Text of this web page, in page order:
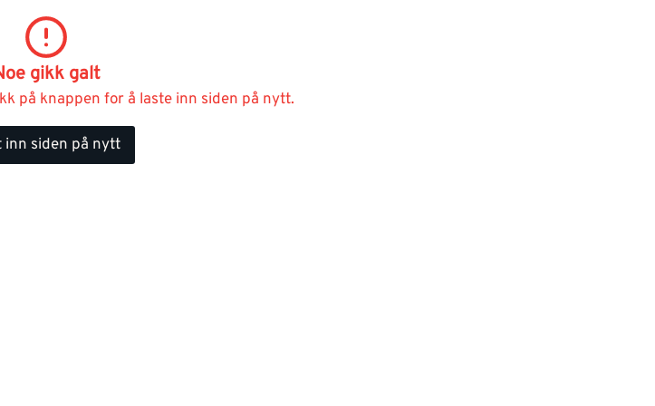
gikk galt
på knappen for å laste inn siden på nytt.
inn siden på nytt